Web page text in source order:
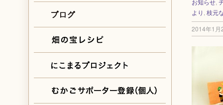
お知らせ,
より 枝元
2014年1月